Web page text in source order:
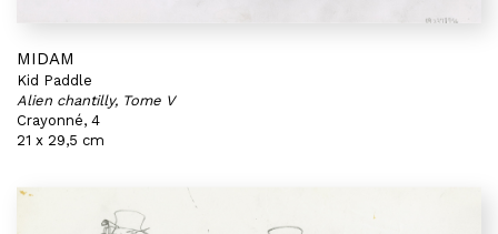
MIDAM
Kid Paddle
Alien chantilly, Tome V
Crayonné, 4
21 x 29,5 cm